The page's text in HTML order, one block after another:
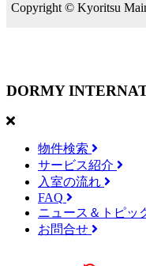
Copyright © Kyoritsu
DORMY
物件検索
サービス紹介
入室の流れ
FAQ
ニュース＆トピッ
お問合せ